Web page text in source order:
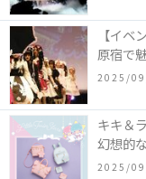
【イ
原宿で
2025/
キキ＆
幻想的
ツイン
2025/